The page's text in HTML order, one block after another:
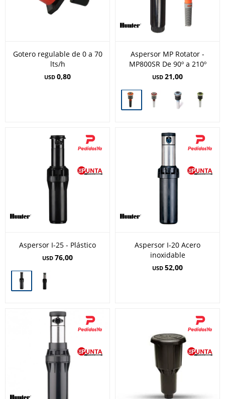
Gotero regulable de 0 a 70
lts/h
USD 0,80
Aspersor MP Rotator -
MP800SR De 90º a 210º
USD 21,00
Aspersor I-25 - Plástico
USD 76,00
Aspersor I-20 Acero
inoxidable
USD 52,00